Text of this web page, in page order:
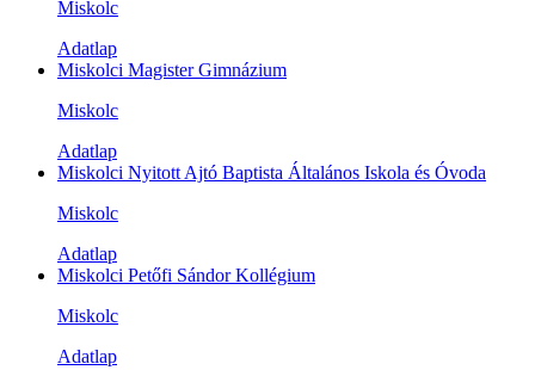
Miskolc
Adatlap
Miskolci Magister Gimnázium
Miskolc
Adatlap
Miskolci Nyitott Ajtó Baptista Általános Iskola és Óvoda
Miskolc
Adatlap
Miskolci Petőfi Sándor Kollégium
Miskolc
Adatlap